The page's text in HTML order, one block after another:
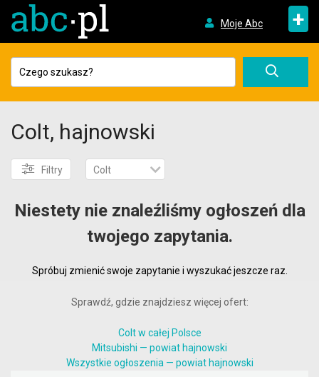
Moje Abc +
Colt, hajnowski
Filtry Colt
Niestety nie znaleźliśmy ogłoszeń dla
twojego zapytania.
Spróbuj zmienić swoje zapytanie i wyszukać jeszcze raz.
Sprawdź, gdzie znajdziesz więcej ofert:
Colt w całej Polsce
Mitsubishi — powiat hajnowski
Wszystkie ogłoszenia — powiat hajnowski